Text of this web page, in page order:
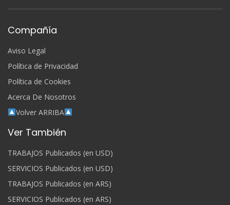
Compañía
Aviso Legal
Política de Privacidad
Política de Cookies
Acerca De Nosotros
Volver ARRIBA
Ver También
TRABAJOS Publicados (en USD)
SERVICIOS Publicados (en USD)
TRABAJOS Publicados (en ARS)
SERVICIOS Publicados (en ARS)